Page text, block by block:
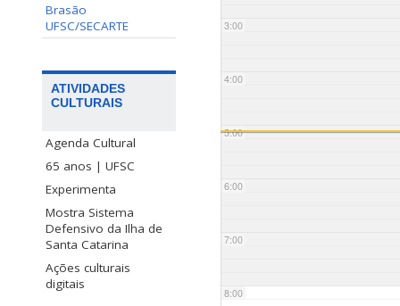
Brasão
UFSC/SECARTE
ATIVIDADES
CULTURAIS
Agenda Cultural
65 anos | UFSC
Experimenta
Mostra Sistema
Defensivo da Ilha de
Santa Catarina
Ações culturais
digitais
3:00
4:00
5:00
6:00
7:00
8:00